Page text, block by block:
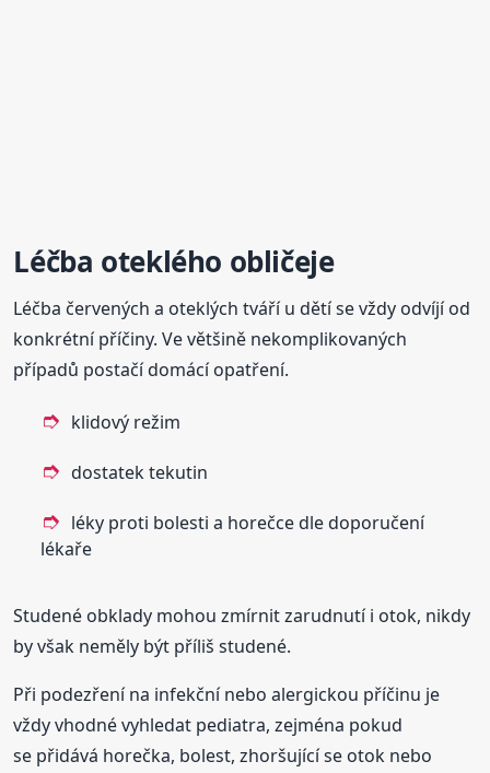
Léčba oteklého obličeje
Léčba červených a oteklých tváří u dětí se vždy odvíjí od
konkrétní příčiny. Ve většině nekomplikovaných
případů postačí domácí opatření.
klidový režim
dostatek tekutin
léky proti bolesti a horečce dle doporučení
lékaře
Studené obklady mohou zmírnit zarudnutí i otok, nikdy
by však neměly být příliš studené.
Při podezření na infekční nebo alergickou příčinu je
vždy vhodné vyhledat pediatra, zejména pokud
se přidává horečka, bolest, zhoršující se otok nebo